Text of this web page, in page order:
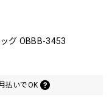
グ OBBB-3453
払いでOK